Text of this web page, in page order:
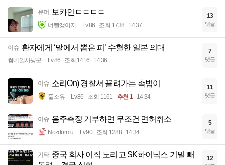
유머 보카인ㄷㄷㄷㄷ
너빨갱이지 Lv.86 조회 1738 14:37
13
댓글
이슈 환자에게 ‘말에서 뽑은 피’ 수혈한 일본 의대
썸네일사냥꾼 Lv.86 조회 1416 14:36
7
댓글
이슈 소리On) 경찰서 끌려가는 촉법이
풀소유 Lv.86 조회 1161 추천 1 14:34
11
댓글
이슈 음주측정 거부하면 무조건 면허취소
Nozdormu Lv.90 조회 1288 14:34
5
댓글
기타 중국 회사 이직 노리고 SK하이닉스 기밀 빼
12